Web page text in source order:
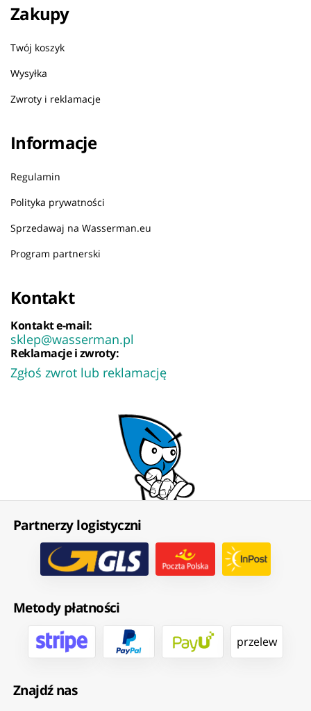
Zakupy
Twój koszyk
Wysyłka
Zwroty i reklamacje
Informacje
Regulamin
Polityka prywatności
Sprzedawaj na Wasserman.eu
Program partnerski
Kontakt
Kontakt e-mail:
sklep@wasserman.pl
Reklamacje i zwroty:
Zgłoś zwrot lub reklamację
Partnerzy logistyczni
Metody płatności
przelew
Znajdź nas